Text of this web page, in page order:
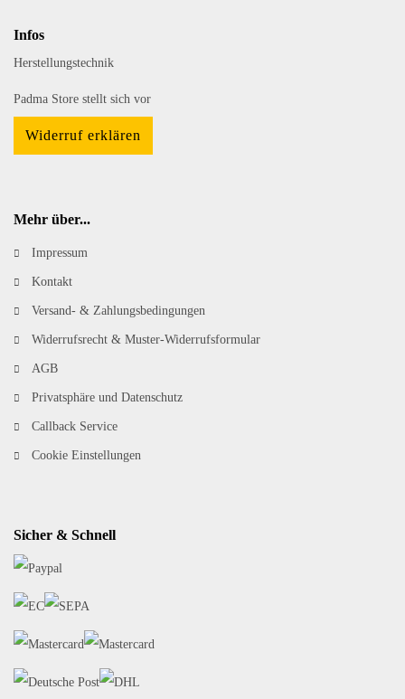
Infos
Herstellungstechnik
Padma Store stellt sich vor
Widerruf erklären
Mehr über...
Impressum
Kontakt
Versand- & Zahlungsbedingungen
Widerrufsrecht & Muster-Widerrufsformular
AGB
Privatsphäre und Datenschutz
Callback Service
Cookie Einstellungen
Sicher & Schnell